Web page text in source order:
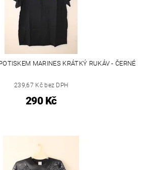
MARINES KRÁTKÝ RUKÁV - ČERNÉ
239,67 Kč bez DPH
290 Kč